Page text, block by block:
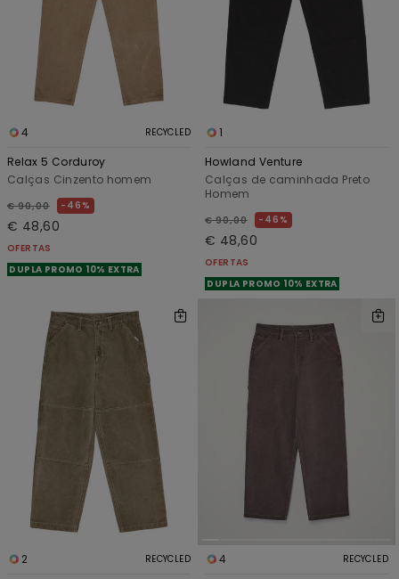
4 RECYCLED
Relax 5 Corduroy
Calças Cinzento homem
€ 90,00 46%
€ 48,60
OFERTAS
DUPLA PROMO 10% EXTRA
1
Howland Venture
Calças de caminhada Preto
Homem
€ 90,00 46%
€ 48,60
OFERTAS
DUPLA PROMO 10% EXTRA
2 RECYCLED 4 RECYCLED